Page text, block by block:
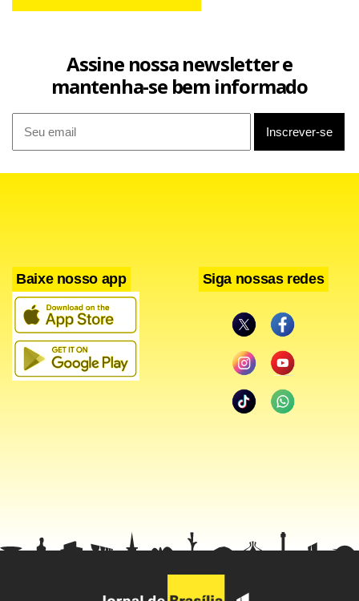
Assine nossa newsletter e
mantenha-se bem informado
Baixe nosso app Siga nossas redes